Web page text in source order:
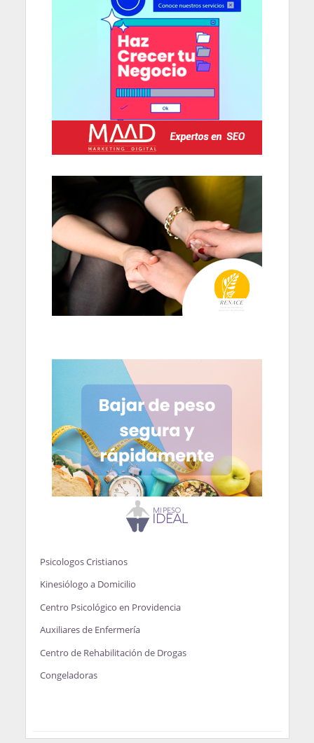
Psicologos Cristianos
Kinesiólogo a Domicilio
Centro Psicológico en Providencia
Auxiliares de Enfermería
Centro de Rehabilitación de Drogas
Congeladoras